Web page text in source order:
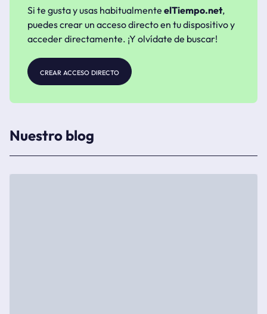
Si te gusta y usas habitualmente elTiempo.net,
puedes crear un acceso directo en tu dispositivo y
acceder directamente. ¡Y olvídate de buscar!
crear acceso directo
Nuestro blog